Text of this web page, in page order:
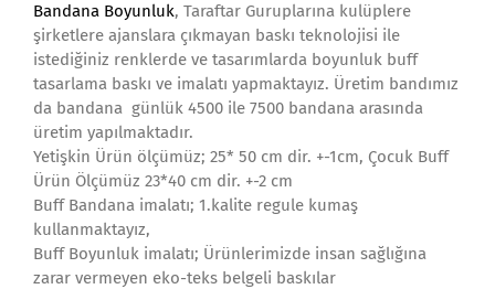
Bandana Boyunluk, Taraftar Guruplarına kulüplere
şirketlere ajanslara çıkmayan baskı teknolojisi ile
istediğiniz renklerde ve tasarımlarda boyunluk buff
tasarlama baskı ve imalatı yapmaktayız. Üretim bandımız
da bandana günlük 4500 ile 7500 bandana arasında
üretim yapılmaktadır.
Yetişkin Ürün ölçümüz; 25* 50 cm dir. +-1cm, Çocuk Buff
Ürün Ölçümüz 23*40 cm dir. +-2 cm
Buff Bandana imalatı; 1.kalite regule kumaş
kullanmaktayız,
Buff Boyunluk imalatı; Ürünlerimizde insan sağlığına
zarar vermeyen eko-teks belgeli baskılar